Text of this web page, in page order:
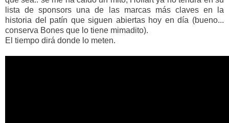
lista de sponsors una de las marcas más claves en la
historia del patín que siguen abiertas hoy en día (bueno...
conserva Bones que lo tiene mimadito).
El tiempo dirá donde lo meten.